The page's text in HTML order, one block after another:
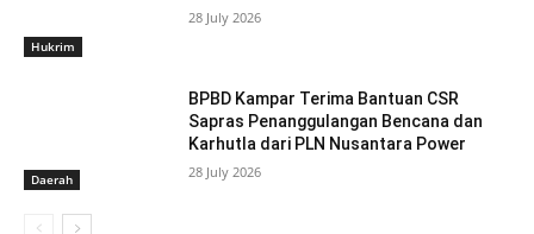
Hukrim
28 July 2026
Daerah
BPBD Kampar Terima Bantuan CSR
Sapras Penanggulangan Bencana dan
Karhutla dari PLN Nusantara Power
28 July 2026